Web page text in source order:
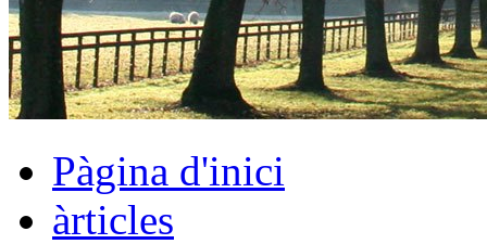
Pàgina d'inici
àrticles